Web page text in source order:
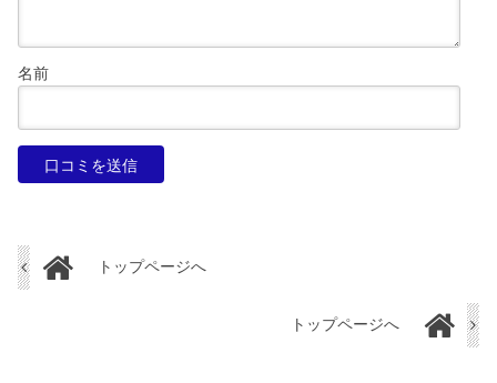
名前
トップページへ
トップページへ